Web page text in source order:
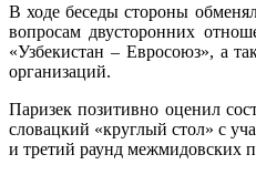
В ходе беседы стороны
вопросам двусторонних
«Узбекистан – Евросоюз», а
организаций.
Паризек позитивно оценил
словацкий «круглый стол» с
и третий раунд межмидовских